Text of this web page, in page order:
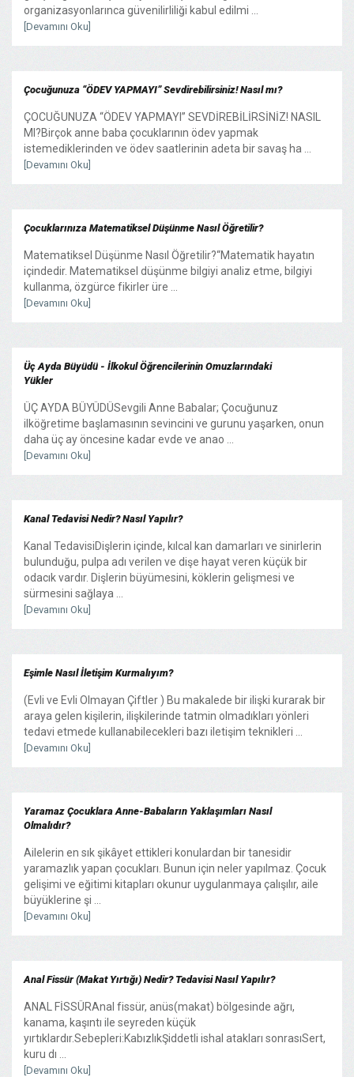
organizasyonlarınca güvenilirliliği kabul edilmi ...
[Devamını Oku]
Çocuğunuza “ÖDEV YAPMAYI” Sevdirebilirsiniz! Nasıl mı?
ÇOCUĞUNUZA “ÖDEV YAPMAYI” SEVDİREBİLİRSİNİZ! NASIL
MI?Birçok anne baba çocuklarının ödev yapmak
istemediklerinden ve ödev saatlerinin adeta bir savaş ha ...
[Devamını Oku]
Çocuklarınıza Matematiksel Düşünme Nasıl Öğretilir?
Matematiksel Düşünme Nasıl Öğretilir?“Matematik hayatın
içindedir. Matematiksel düşünme bilgiyi analiz etme, bilgiyi
kullanma, özgürce fikirler üre ...
[Devamını Oku]
Üç Ayda Büyüdü - İlkokul Öğrencilerinin Omuzlarındaki
Yükler
ÜÇ AYDA BÜYÜDÜSevgili Anne Babalar; Çocuğunuz
ilköğretime başlamasının sevincini ve gurunu yaşarken, onun
daha üç ay öncesine kadar evde ve anao ...
[Devamını Oku]
Kanal Tedavisi Nedir? Nasıl Yapılır?
Kanal TedavisiDişlerin içinde, kılcal kan damarları ve sinirlerin
bulunduğu, pulpa adı verilen ve dişe hayat veren küçük bir
odacık vardır. Dişlerin büyümesini, köklerin gelişmesi ve
sürmesini sağlaya ...
[Devamını Oku]
Eşimle Nasıl İletişim Kurmalıyım?
(Evli ve Evli Olmayan Çiftler ) Bu makalede bir ilişki kurarak bir
araya gelen kişilerin, ilişkilerinde tatmin olmadıkları yönleri
tedavi etmede kullanabilecekleri bazı iletişim teknikleri ...
[Devamını Oku]
Yaramaz Çocuklara Anne-Babaların Yaklaşımları Nasıl
Olmalıdır?
Ailelerin en sık şikâyet ettikleri konulardan bir tanesidir
yaramazlık yapan çocukları. Bunun için neler yapılmaz. Çocuk
gelişimi ve eğitimi kitapları okunur uygulanmaya çalışılır, aile
büyüklerine şi ...
[Devamını Oku]
Anal Fissür (Makat Yırtığı) Nedir? Tedavisi Nasıl Yapılır?
ANAL FİSSÜRAnal fissür, anüs(makat) bölgesinde ağrı,
kanama, kaşıntı ile seyreden küçük
yırtıklardır.Sebepleri:KabızlıkŞiddetli ishal atakları sonrasıSert,
kuru dı ...
[Devamını Oku]